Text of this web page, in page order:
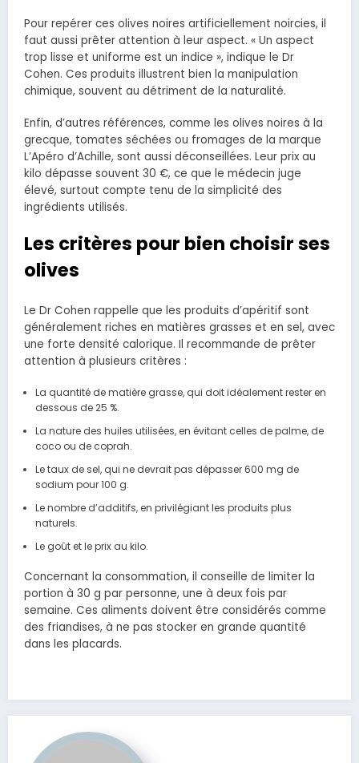
Pour repérer ces olives noires artificiellement noircies, il
faut aussi prêter attention à leur aspect. « Un aspect
trop lisse et uniforme est un indice », indique le Dr
Cohen. Ces produits illustrent bien la manipulation
chimique, souvent au détriment de la naturalité.
Enfin, d’autres références, comme les olives noires à la
grecque, tomates séchées ou fromages de la marque
L’Apéro d’Achille, sont aussi déconseillées. Leur prix au
kilo dépasse souvent 30 €, ce que le médecin juge
élevé, surtout compte tenu de la simplicité des
ingrédients utilisés.
Les critères pour bien choisir ses
olives
Le Dr Cohen rappelle que les produits d’apéritif sont
généralement riches en matières grasses et en sel, avec
une forte densité calorique. Il recommande de prêter
attention à plusieurs critères :
La quantité de matière grasse, qui doit idéalement rester en
dessous de 25 %.
La nature des huiles utilisées, en évitant celles de palme, de
coco ou de coprah.
Le taux de sel, qui ne devrait pas dépasser 600 mg de
sodium pour 100 g.
Le nombre d’additifs, en privilégiant les produits plus
naturels.
Le goût et le prix au kilo.
Concernant la consommation, il conseille de limiter la
portion à 30 g par personne, une à deux fois par
semaine. Ces aliments doivent être considérés comme
des friandises, à ne pas stocker en grande quantité
dans les placards.